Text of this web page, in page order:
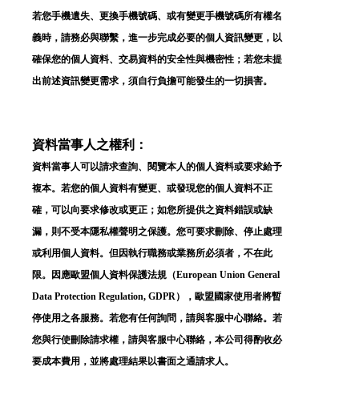
建立專屬帳號
只要再完成幾個步驟，即可完成帳號的註冊程序，
我 要 註 冊
若您手機遺失、更換手機號碼、或有變更手機號碼所有權名
義時，請務必與聯繫，進一步完成必要的個人資訊變更，以
確保您的個人資料、交易資料的安全性與機密性；若您未提
出前述資訊變更需求，須自行負擔可能發生的一切損害。
資料當事人之權利：
資料當事人可以請求查詢、閱覽本人的個人資料或要求給予
複本。若您的個人資料有變更、或發現您的個人資料不正
確，可以向要求修改或更正；如您所提供之資料錯誤或缺
漏，則不受本隱私權聲明之保護。您可要求刪除、停止處理
或利用個人資料。但因執行職務或業務所必須者，不在此
限。因應歐盟個人資料保護法規（European Union General
Data Protection Regulation, GDPR），歐盟國家使用者將暫
停使用之各服務。若您有任何詢問，請與客服中心聯絡。若
您與行使刪除請求權，請與客服中心聯絡，本公司得酌收必
要成本費用，並將處理結果以書面之通請求人。